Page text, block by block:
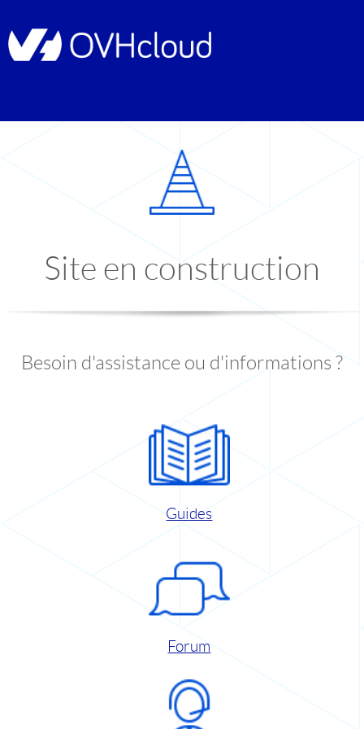
Site en construction
Besoin d'assistance ou d'informations ?
Guides
Forum